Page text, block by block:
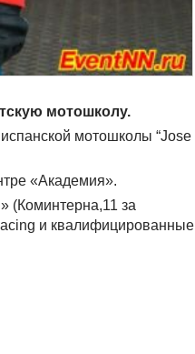
мотошколу.
мотошколы “Jose
«Академия».
(Коминтерна,11 за
и квалифицированные